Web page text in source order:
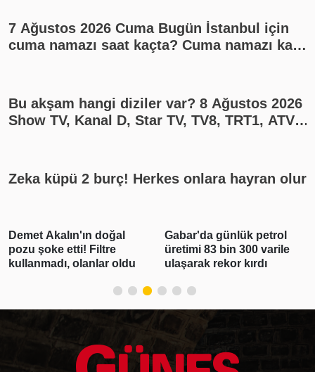
7 Ağustos 2026 Cuma Bugün İstanbul için
cuma namazı saat kaçta? Cuma namazı kaç
Bu akşam hangi diziler var? 8 Ağustos 2026
Show TV, Kanal D, Star TV, TV8, TRT1, ATV
Zeka küpü 2 burç! Herkes onlara hayran olur
Demet Akalın'ın doğal
pozu şoke etti! Filtre
kullanmadı, olanlar oldu
Gabar'da günlük petrol
üretimi 83 bin 300 varile
ulaşarak rekor kırdı